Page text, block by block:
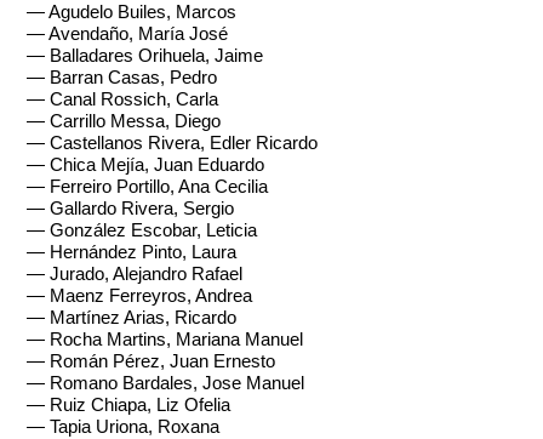
— Agudelo Builes, Marcos
— Avendaño, María José
— Balladares Orihuela, Jaime
— Barran Casas, Pedro
— Canal Rossich, Carla
— Carrillo Messa, Diego
— Castellanos Rivera, Edler Ricardo
— Chica Mejía, Juan Eduardo
— Ferreiro Portillo, Ana Cecilia
— Gallardo Rivera, Sergio
— González Escobar, Leticia
— Hernández Pinto, Laura
— Jurado, Alejandro Rafael
— Maenz Ferreyros, Andrea
— Martínez Arias, Ricardo
— Rocha Martins, Mariana Manuel
— Román Pérez, Juan Ernesto
— Romano Bardales, Jose Manuel
— Ruiz Chiapa, Liz Ofelia
— Tapia Uriona, Roxana